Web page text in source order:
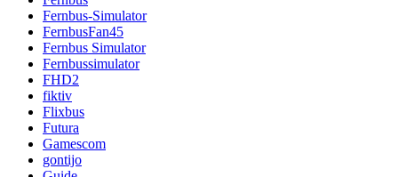
Fernbus-Simulator
FernbusFan45
Fernbus Simulator
Fernbussimulator
FHD2
fiktiv
Flixbus
Futura
Gamescom
gontijo